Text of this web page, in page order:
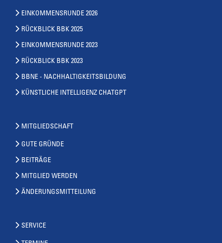
EINKOMMENSRUNDE 2026
RÜCKBLICK BBK 2025
EINKOMMENSRUNDE 2023
RÜCKBLICK BBK 2023
BBNE - NACHHALTIGKEITSBILDUNG
KÜNSTLICHE INTELLIGENZ CHATGPT
MITGLIEDSCHAFT
GUTE GRÜNDE
BEITRÄGE
MITGLIED WERDEN
ÄNDERUNGSMITTEILUNG
SERVICE